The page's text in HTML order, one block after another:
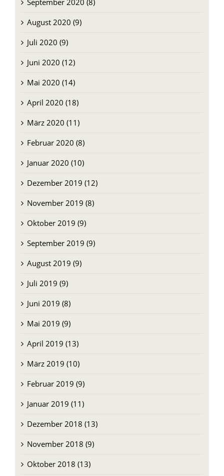
August 2020 (9)
Juli 2020 (9)
Juni 2020 (12)
Mai 2020 (14)
April 2020 (18)
März 2020 (11)
Februar 2020 (8)
Januar 2020 (10)
Dezember 2019 (12)
November 2019 (8)
Oktober 2019 (9)
September 2019 (9)
August 2019 (9)
Juli 2019 (9)
Juni 2019 (8)
Mai 2019 (9)
April 2019 (13)
März 2019 (10)
Februar 2019 (9)
Januar 2019 (11)
Dezember 2018 (13)
November 2018 (9)
Oktober 2018 (13)